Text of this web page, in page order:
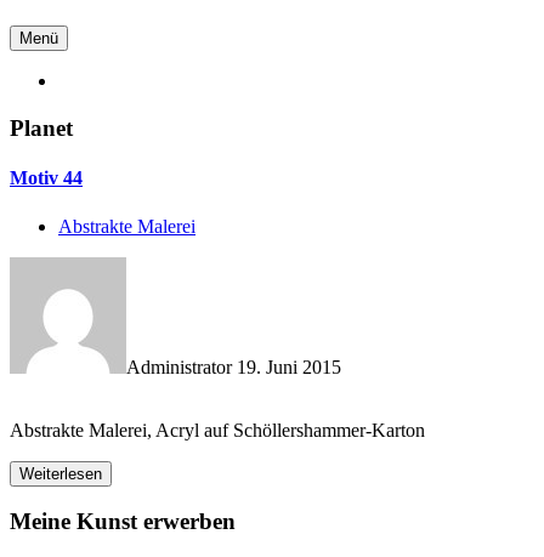
Menü
Planet
Motiv 44
Abstrakte Malerei
Administrator 19. Juni 2015
Abstrakte Malerei, Acryl auf Schöllershammer-Karton
Weiterlesen
Meine Kunst erwerben